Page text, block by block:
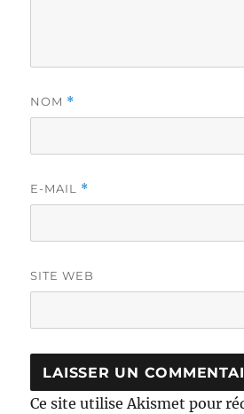
NOM *
E-MAIL *
SITE WEB
Ce site utilise Akismet pour